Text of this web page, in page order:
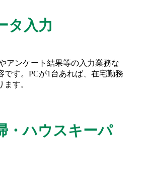
タ入力
アンケート結果等の入力業務な
です。PCが1台あれば、在宅勤務
す。
・ハウスキーパ